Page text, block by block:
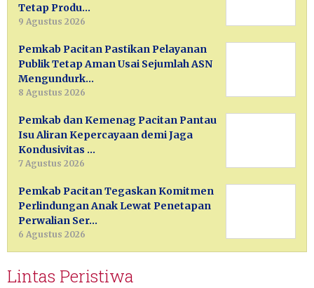
Tetap Produ…
9 Agustus 2026
Pemkab Pacitan Pastikan Pelayanan
Publik Tetap Aman Usai Sejumlah ASN
Mengundurk…
8 Agustus 2026
Pemkab dan Kemenag Pacitan Pantau
Isu Aliran Kepercayaan demi Jaga
Kondusivitas …
7 Agustus 2026
Pemkab Pacitan Tegaskan Komitmen
Perlindungan Anak Lewat Penetapan
Perwalian Ser…
6 Agustus 2026
Lintas Peristiwa